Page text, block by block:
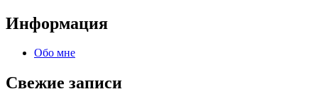
Информация
Обо мне
Свежие записи